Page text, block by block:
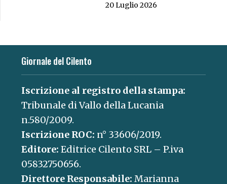
20 Luglio 2026
Giornale del Cilento
Iscrizione al registro della stampa:
Tribunale di Vallo della Lucania
n.580/2009.
Iscrizione ROC: n° 33606/2019.
Editore: Editrice Cilento SRL – P.iva
05832750656.
Direttore Responsabile: Marianna